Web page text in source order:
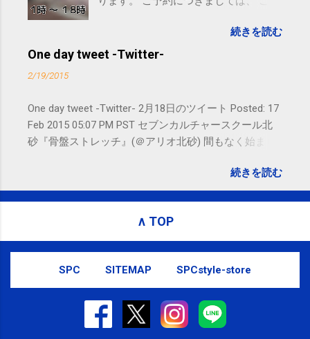
れないことがありますので、ご予約、
お問い合わせはSMS（ショートメッセ
続きを読む
One day tweet -Twitter-
2/19/2015
One day tweet -Twitter- 2月18日のツイート Posted: 17
Feb 2015 05:07 PM PST セブンカルチャースクール北
砂『骨盤ストレッチ』(＠アリオ北砂) 間もなく始まり
subscribed to email updates from サクマフィジカルコ
ンディショニング(@SPCstyle) - Twilog To stop
Email delivery powered by Google Google Inc., 1600
Amphitheatre Parkway, Mountain View, CA 94043,
続きを読む
∧ TOP
SPC SITEMAP SPCstyle-store